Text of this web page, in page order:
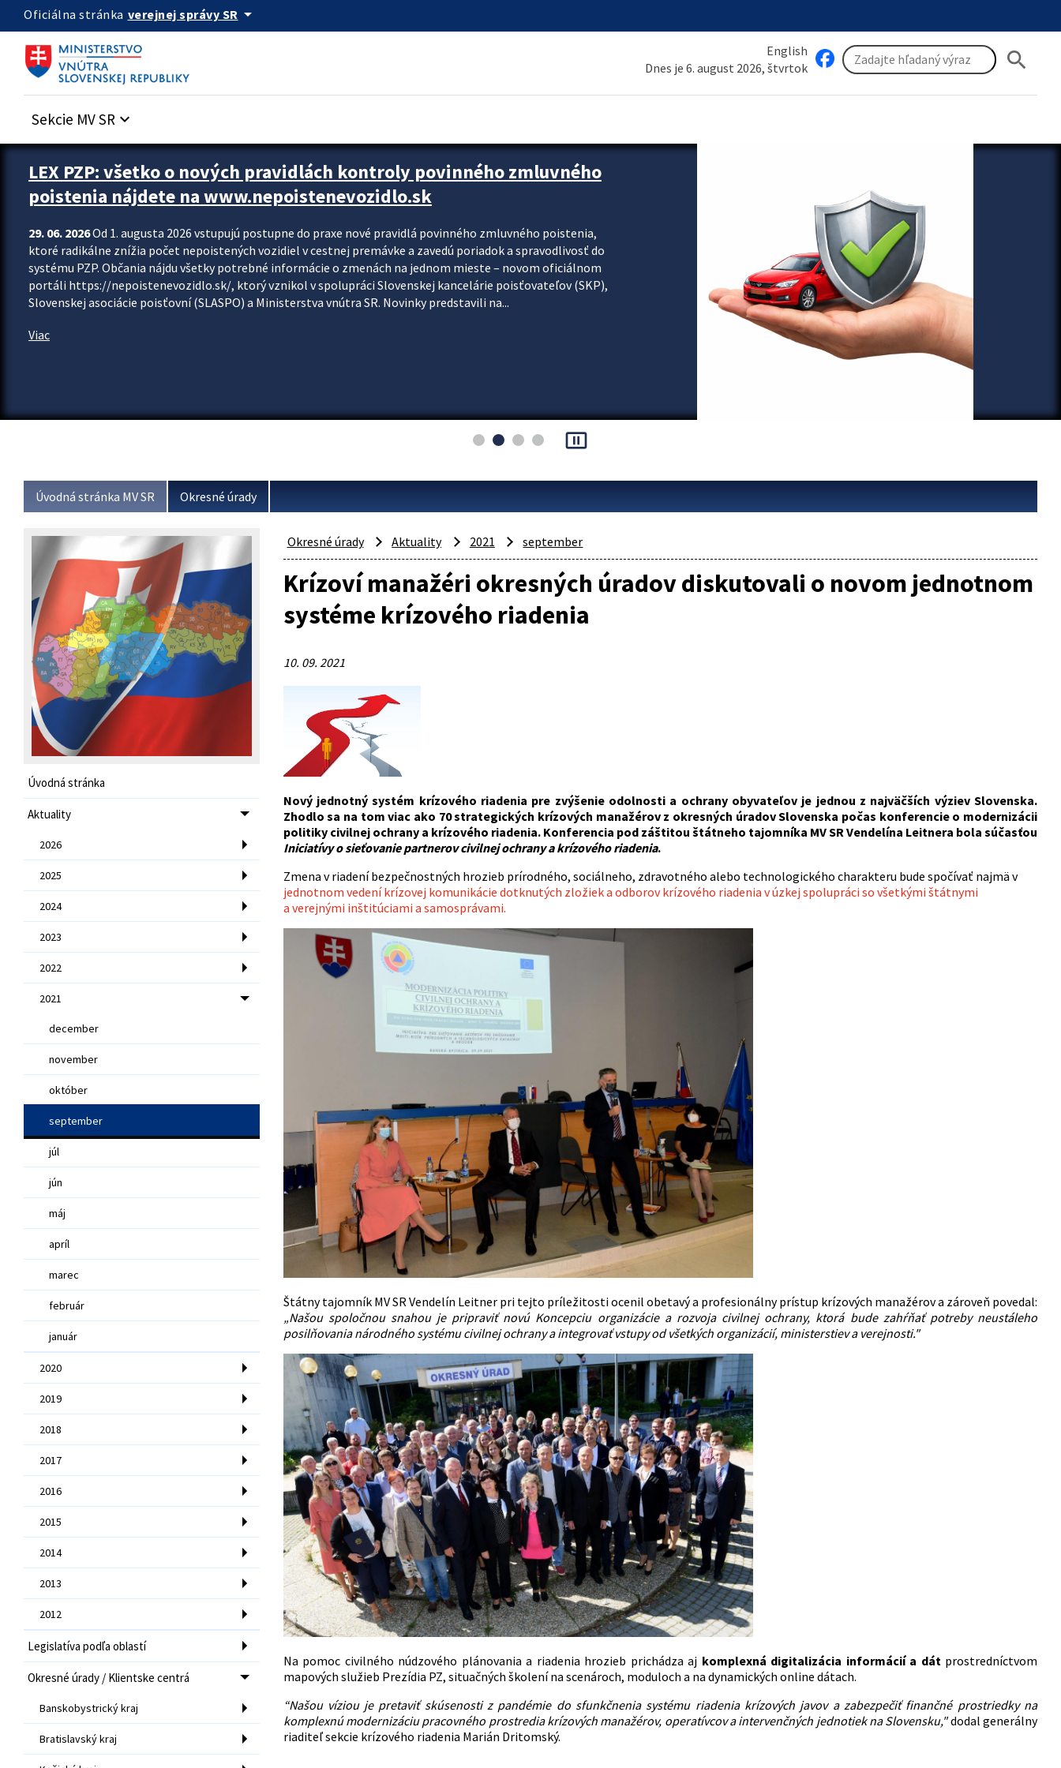
Preskocit na hlavný obsah
Oficiálna stránka verejnej správy SR arrow_drop_down
English
Dnes je 6. august 2026, štvrtok
search
Sekcie MV SR keyboard_arrow_down
Zastavit automatický posun upútavok
LEX PZP: všetko o nových pravidlách kontroly povinného zmluvného
poistenia nájdete na www.nepoistenevozidlo.sk
29. 06. 2026Od 1. augusta 2026 vstupujú postupne do praxe nové pravidlá povinného zmluvného poistenia,
ktoré radikálne znížia počet nepoistených vozidiel v cestnej premávke a zavedú poriadok a spravodlivosť do
systému PZP. Občania nájdu všetky potrebné informácie o zmenách na jednom mieste – novom oficiálnom
portáli https://nepoistenevozidlo.sk/, ktorý vznikol v spolupráci Slovenskej kancelárie poisťovateľov (SKP),
Slovenskej asociácie poisťovní (SLASPO) a Ministerstva vnútra SR. Novinky predstavili na...
Viac
pause_presentation
Úvodná stránka MV SR Okresné úrady
Úvodná stránka
Aktuality
2026
2025
2024
2023
2022
2021
december
november
október
september
júl
jún
máj
apríl
marec
február
január
2020
2019
2018
2017
2016
2015
2014
2013
2012
Legislatíva podľa oblastí
Okresné úrady / Klientske centrá
Banskobystrický kraj
Bratislavský kraj
Okresné úrady Aktuality 2021 september
Krízoví manažéri okresných úradov diskutovali o novom jednotnom
systéme krízového riadenia
10. 09. 2021
Nový jednotný systém krízového riadenia pre zvýšenie odolnosti a ochrany obyvateľov je jednou z najväčších výziev Slovenska.
Zhodlo sa na tom viac ako 70 strategických krízových manažérov z okresných úradov Slovenska počas konferencie o modernizácii
politiky civilnej ochrany a krízového riadenia. Konferencia pod záštitou štátneho tajomníka MV SR Vendelína Leitnera bola súčasťou
Iniciatívy o sieťovanie partnerov civilnej ochrany a krízového riadenia.
Zmena v riadení bezpečnostných hrozieb prírodného, sociálneho, zdravotného alebo technologického charakteru bude spočívať najmä v
jednotnom vedení krízovej komunikácie dotknutých zložiek a odborov krízového riadenia v úzkej spolupráci so všetkými štátnymi
a verejnými inštitúciami a samosprávami.
Štátny tajomník MV SR Vendelín Leitner pri tejto príležitosti ocenil obetavý a profesionálny prístup krízových manažérov a zároveň povedal:
„Našou spoločnou snahou je pripraviť novú Koncepciu organizácie a rozvoja civilnej ochrany, ktorá bude zahŕňať potreby neustáleho
posilňovania národného systému civilnej ochrany a integrovať vstupy od všetkých organizácií, ministerstiev a verejnosti."
Na pomoc civilného núdzového plánovania a riadenia hrozieb prichádza aj komplexná digitalizácia informácií a dát prostredníctvom
mapových služieb Prezídia PZ, situačných školení na scenároch, moduloch a na dynamických online dátach.
“Našou víziou je pretaviť skúsenosti z pandémie do sfunkčnenia systému riadenia krízových javov a zabezpečiť finančné prostriedky na
komplexnú modernizáciu pracovného prostredia krízových manažérov, operatívcov a intervenčných jednotiek na Slovensku,"dodal generálny
riaditeľ sekcie krízového riadenia Marián Dritomský.